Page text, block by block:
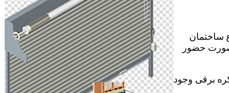
ساختمان
صورت حضور
برقی وجود